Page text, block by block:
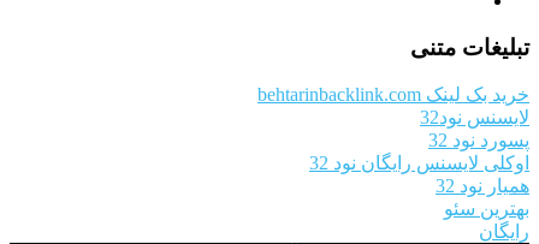
تبلیغات متنی
خرید بک لینک behtarinbacklink.com
لایسنس نود32
پسورد نود 32
اوکلی لایسنس رایگان نود 32
همیار نود 32
بهترین سئو
رایگان